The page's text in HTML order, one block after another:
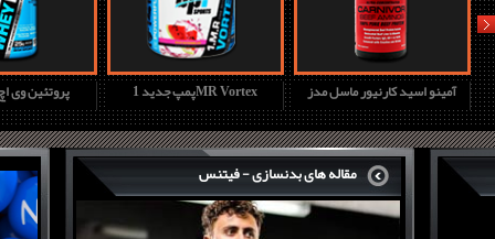
پروتئین وی پمپ جدید 1MR Vortex آمینو اسید کارنیور ماسل مدز
next
مقاله های بدنسازی - فیتنس